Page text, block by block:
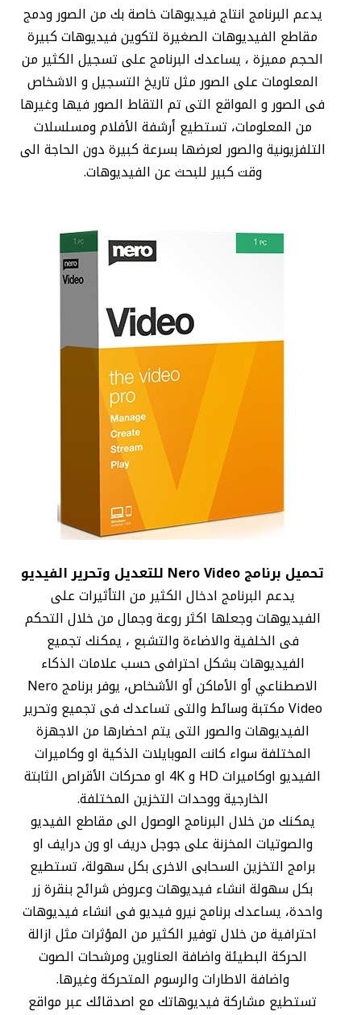
يدعم البرنامج انتاج فيديوهات خاصة بك من الصور ودمج
مقاطع الفيديوهات الصغيرة لتكوين فيديوهات كبيرة
الحجم مميزة ، يساعدك البرنامج على تسجيل الكثير من
المعلومات على الصور مثل تاريخ التسجيل و الاشخاص
فى الصور و المواقع التى تم التقاط الصور فيها وغيرها
من المعلومات، تستطيع أرشفة الأفلام ومسلسلات
التلفزيونية والصور لعرضها بسرعة كبيرة دون الحاجة الى
وقت كبير للبحث عن الفيديوهات.
تحميل برنامج Nero Video للتعديل وتحرير الفيديو
يدعم البرنامج ادخال الكثير من التأثيرات على
الفيديوهات وجعلها اكثر روعة وجمال من خلال التحكم
فى الخلفية والاضاءة والتشبع ، يمكنك تجميع
الفيديوهات بشكل احترافى حسب علامات الذكاء
الاصطناعي أو الأماكن أو الأشخاص، يوفر برنامج Nero
Video مكتبة وسائط والتى تساعدك فى تجميع وتحرير
الفيديوهات والصور التى يتم احضارها من الاجهزة
المختلفة سواء كانت الموبايلات الذكية او وكاميرات
الفيديو اوكاميرات HD و 4K او محركات الأقراص الثابتة
الخارجية ووحدات التخزين المختلفة.
يمكنك من خلال البرنامج الوصول الى مقاطع الفيديو
والصوتيات المخزنة على جوجل دريف او ون درايف او
برامج التخزين السحابى الاخرى بكل سهولة، تستطيع
بكل سهولة انشاء فيديوهات وعروض شرائح بنقرة زر
واحدة، يساعدك برنامج نيرو فيديو فى انشاء فيديوهات
احترافية من خلال توفير الكثير من المؤثرات مثل ازالة
الحركة البطيئة واضافة العناوين ومرشحات الصوت
واضافة الاطارات والرسوم المتحركة وغيرها.
تستطيع مشاركة فيديوهاتك مع اصدقائك عبر مواقع